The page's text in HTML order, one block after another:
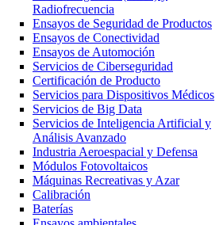
Radiofrecuencia
Ensayos de Seguridad de Productos
Ensayos de Conectividad
Ensayos de Automoción
Servicios de Ciberseguridad
Certificación de Producto
Servicios para Dispositivos Médicos
Servicios de Big Data
Servicios de Inteligencia Artificial y
Análisis Avanzado
Industria Aeroespacial y Defensa
Módulos Fotovoltaicos
Máquinas Recreativas y Azar
Calibración
Baterías